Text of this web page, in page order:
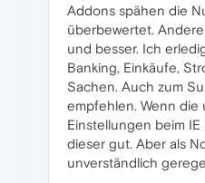
Addons spähen die
überbewertet.
und besser. Ich
Banking, Einkäufe,
Sachen. Auch zum
empfehlen. Wenn die
Einstellungen beim
dieser gut. Aber als
unverständlich